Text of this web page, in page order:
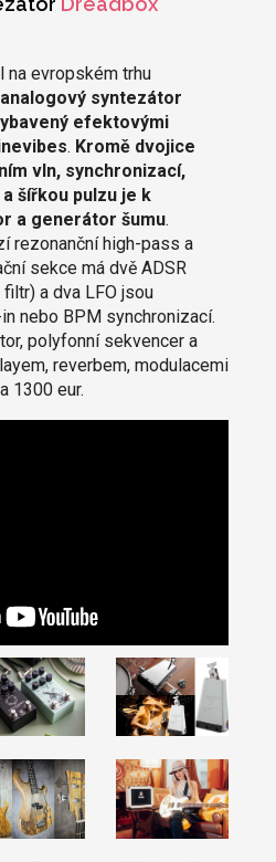
na evropském trhu
syntezátor
efektovými
. Kromě dvojice
vln, synchronizací,
šířkou pulzu je k
a generátor šumu.
rezonanční high-pass a
sekce má dvě ADSR
a dva LFO jsou
nebo BPM synchronizací.
polyfonní sekvencer a
reverbem, modulacemi
1300 eur.